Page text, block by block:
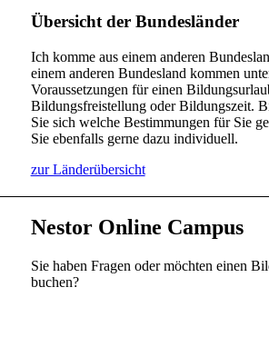
Übersicht der Bundesländer
Ich komme aus einem anderen
einem anderen Bundesland kommen
Voraussetzungen für einen
Bildungsfreistellung oder Bildungszeit.
Sie sich welche Bestimmungen für Sie
Sie ebenfalls gerne dazu individuell.
zur Länderübersicht
Nestor Online Campus
Sie haben Fragen oder möchten einen
buchen?